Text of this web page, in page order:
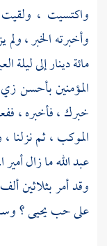
واكتسيت ، ولقيت
وأخبرته الخبر ،
مائة دينار إلى ليلة
المؤمنين بأحسن
خبرك ، فأخبره ،
الموكب ، ثم
عبد اللهما زال
وقد أمر بثلاثين
على حبيحيى؟